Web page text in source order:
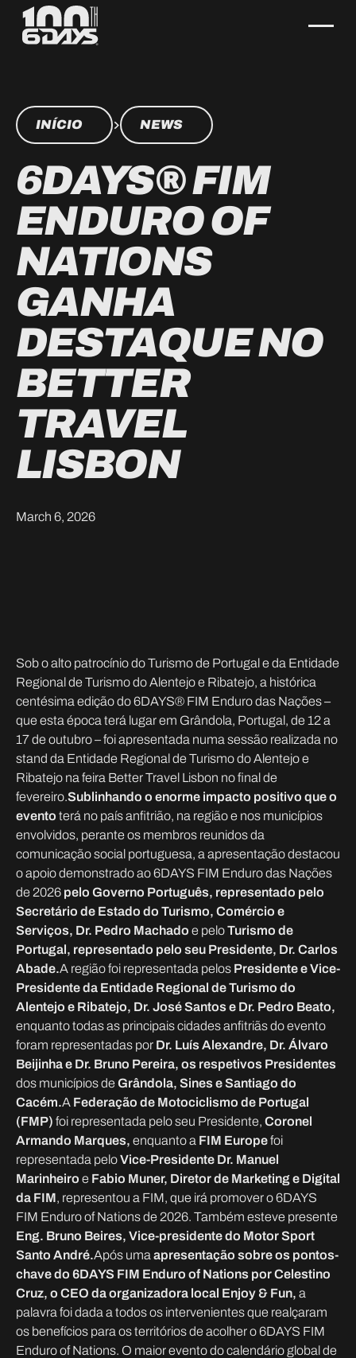
INÍCIO NEWS
6DAYS® FIM
ENDURO OF
NATIONS
GANHA
DESTAQUE NO
BETTER
TRAVEL
LISBON
March 6, 2026
Sob o alto patrocínio do Turismo de Portugal e da Entidade
Regional de Turismo do Alentejo e Ribatejo, a histórica
centésima edição do 6DAYS® FIM Enduro das Nações –
que esta época terá lugar em Grândola, Portugal, de 12 a
17 de outubro – foi apresentada numa sessão realizada no
stand da Entidade Regional de Turismo do Alentejo e
Ribatejo na feira Better Travel Lisbon no final de
fevereiro.Sublinhando o enorme impacto positivo que o
evento terá no país anfitrião, na região e nos municípios
envolvidos, perante os membros reunidos da
comunicação social portuguesa, a apresentação destacou
o apoio demonstrado ao 6DAYS FIM Enduro das Nações
de 2026pelo Governo Português, representado pelo
Secretário de Estado do Turismo, Comércio e
Serviços, Dr. Pedro Machado e peloTurismo de
Portugal, representado pelo seu Presidente, Dr. Carlos
Abade.A região foi representada pelosPresidente e Vice-
Presidente da Entidade Regional de Turismo do
Alentejo e Ribatejo, Dr. José Santos e Dr. Pedro Beato,
enquanto todas as principais cidades anfitriãs do evento
foram representadas porDr. Luís Alexandre, Dr. Álvaro
Beijinha e Dr. Bruno Pereira, os respetivos Presidentes
dos municípios deGrândola, Sines e Santiago do
Cacém.A Federação de Motociclismo de Portugal
(FMP) foi representada pelo seu Presidente, Coronel
Armando Marques, enquanto a FIM Europefoi
representada peloVice-Presidente Dr. Manuel
Marinheiro e Fabio Muner, Diretor de Marketing e Digital
da FIM, representou a FIM, que irá promover o 6DAYS
FIM Enduro of Nations de 2026. Também esteve presente
Eng. Bruno Beires, Vice-presidente do Motor Sport
Santo André.Após uma apresentação sobre os pontos-
chave do 6DAYS FIM Enduro of Nations por Celestino
Cruz, o CEO da organizadora local Enjoy & Fun, a
palavra foi dada a todos os intervenientes que realçaram
os benefícios para os territórios de acolher o 6DAYS FIM
Enduro of Nations. O maior evento do calendário global de